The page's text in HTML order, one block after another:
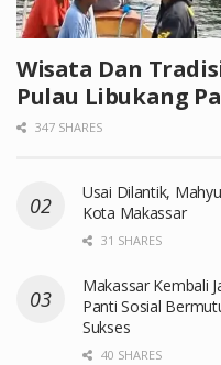
Wisata Dan
Pulau Libukang
347 SHARES
Usai Dilantik,
Kota Makassar
31 SHARES
Makassar Kembali
Panti Sosial
Sukses
40 SHARES